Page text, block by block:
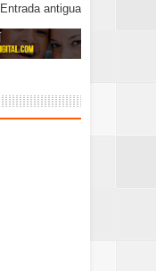
Entrada antigua